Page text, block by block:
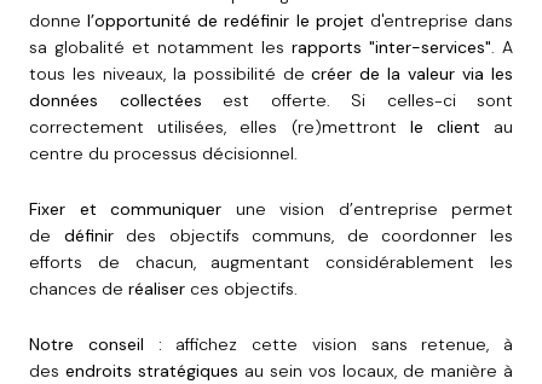
donne l’opportunité de redéfinir le projet d'entreprise dans
sa globalité et notamment les rapports "inter-services". A
tous les niveaux, la possibilité de créer de la valeur via les
données collectées
est offerte. Si celles-ci sont
correctement utilisées, elles (re)mettront
le client
au
centre du processus décisionnel.
Fixer et communiquer
une vision d’entreprise permet
de
définir
des objectifs communs, de coordonner les
efforts de chacun, augmentant considérablement les
chances de réaliser ces objectifs.
Notre conseil :
affichez cette vision sans retenue, à
des endroits stratégiques au sein vos locaux, de manière à